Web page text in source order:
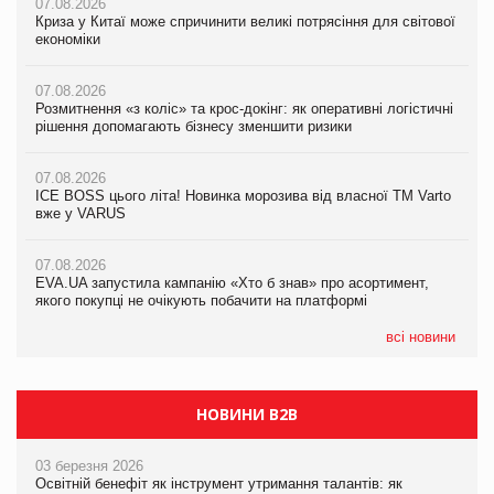
07.08.2026
Криза у Китаї може спричинити великі потрясіння для світової
економіки
07.08.2026
Розмитнення «з коліс» та крос-докінг: як оперативні логістичні
рішення допомагають бізнесу зменшити ризики
07.08.2026
ICE BOSS цього літа! Новинка морозива від власної ТМ Varto
вже у VARUS
07.08.2026
EVA.UA запустила кампанію «Хто б знав» про асортимент,
якого покупці не очікують побачити на платформі
всі новини
07.08.2026
ICE BOSS цього літа! Новинка морозива від власної ТМ Varto
07.08.2026
EVA.UA запустила кампанію «Хто б знав» про асортимент,
06.08.2026
Смачна новинка для хвостатих: у VARUS з’явилися паучі
05.08.2026
Мережа супермаркетів VARUS купує мережу магазинів
07.08.2026
Криза у Китаї може спричинити великі потрясіння для світової
економіки
07.08.2026
Kraft Heinz скоротила збиток у першому півріччі
Продажі Hugo Boss впали на 9%
НОВИНИ B2B
03 березня 2026
Освітній бенефіт як інструмент утримання талантів: як